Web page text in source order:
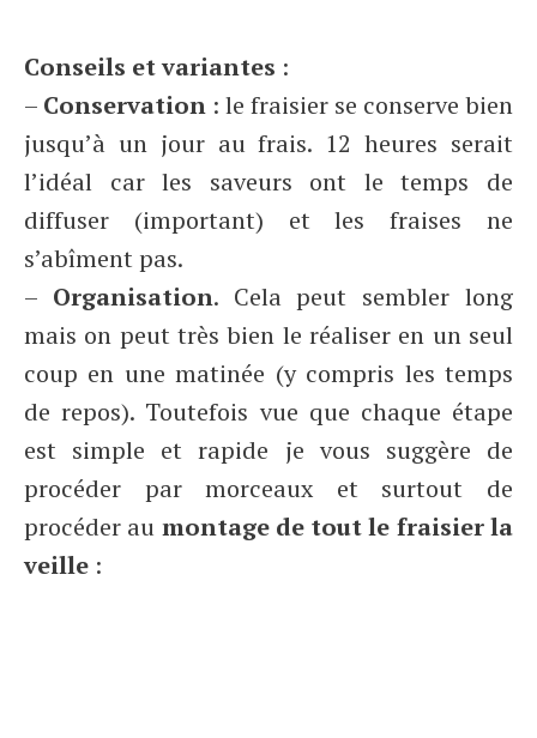
Conseils et variantes :
– Conservation : le fraisier se conserve bien
jusqu’à un jour au frais. 12 heures serait
l’idéal car les saveurs ont le temps de
diffuser (important) et les fraises ne
s’abîment pas.
– Organisation. Cela peut sembler long
mais on peut très bien le réaliser en un seul
coup en une matinée (y compris les temps
de repos). Toutefois vue que chaque étape
est simple et rapide je vous suggère de
procéder par morceaux et surtout de
procéder au montage de tout le fraisier la
veille :